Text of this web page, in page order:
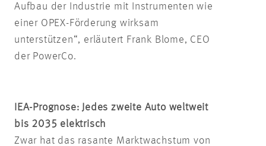
Aufbau der Industrie mit Instrumenten wie
einer OPEX-Förderung wirksam
unterstützen“, erläutert Frank Blome, CEO
der PowerCo.
IEA-Prognose: Jedes zweite Auto weltweit
bis 2035 elektrisch
Zwar hat das rasante Marktwachstum von